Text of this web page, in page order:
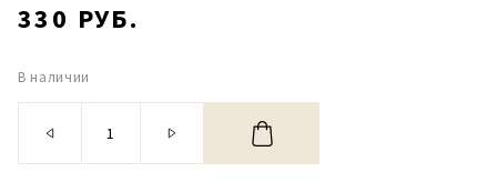
330 РУБ.
В наличии